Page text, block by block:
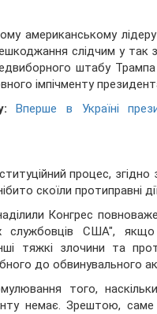
американському
слідчим у так
штабу
імпічменту
Вперше в Україні
процес,
скоїли протиправні
Конгрес
службовців США",
тяжкі злочини та
до обвинувального
того,
немає. Зрештою,